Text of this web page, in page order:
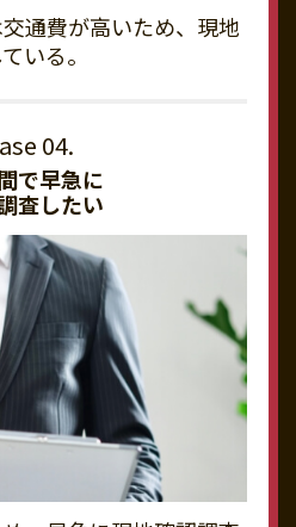
通費が高いため、現地
いる。
で早急に
査したい